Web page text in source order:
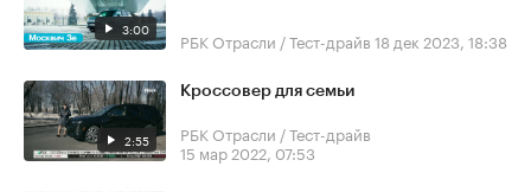
3:00 РБК Отрасли / Тест-драйв 18 дек 2023, 18:38
2:55
Кроссовер для семьи
РБК Отрасли / Тест-драйв
15 мар 2022, 07:53